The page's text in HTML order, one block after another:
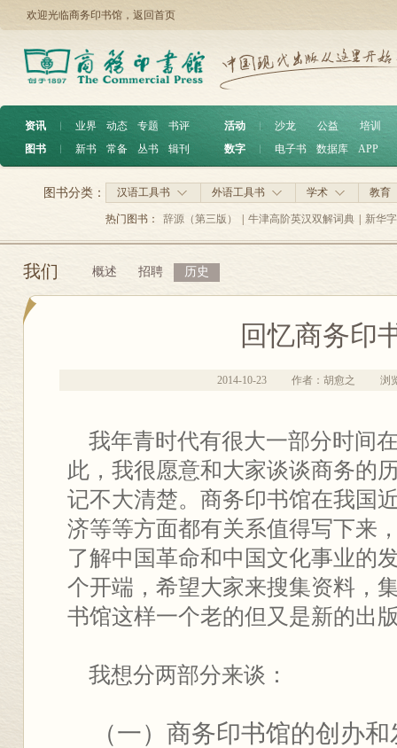
欢迎光临商务印书馆， 返回首页
资讯 ︱ 业界 动态 专题
书评
图书
︱ 新书 常备 丛书 辑刊
活动 沙龙 公益
培训
数字
电子书 数据库 APP
汉语工具书 外语工具书 学术 教育
图书分类：
热门图书： 辞源（第三版） 牛津高阶英汉双解词典 新华
我们 概述 招聘 历史
回忆商务印
2014-10-23 作者：胡愈之 浏
我年青时代有很大一部分时间
此，我很愿意和大家谈谈商务的
记不大清楚。商务印书馆在我国
济等等方面都有关系值得写下来
了解中国革命和中国文化事业的
个开端，希望大家来搜集资料，
书馆这样一个老的但又是新的出
我想分两部分来谈：
（一）商务印书馆的创办和